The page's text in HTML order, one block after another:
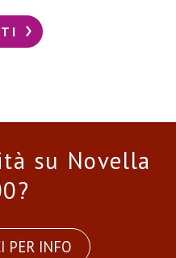
su Novella
PER INFO